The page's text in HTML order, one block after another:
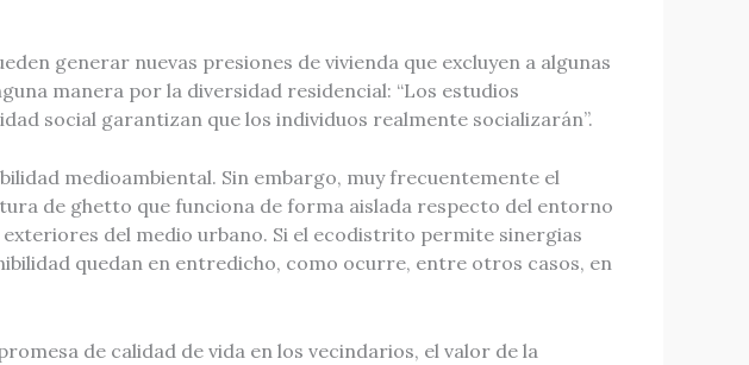
generar nuevas presiones de vivienda que excluyen a algunas
manera por la diversidad residencial: “Los estudios
social garantizan que los individuos realmente socializarán”.
medioambiental. Sin embargo, muy frecuentemente el
de ghetto que funciona de forma aislada respecto del entorno
del medio urbano. Si el ecodistrito permite sinergias
quedan en entredicho, como ocurre, entre otros casos, en
de calidad de vida en los vecindarios, el valor de la